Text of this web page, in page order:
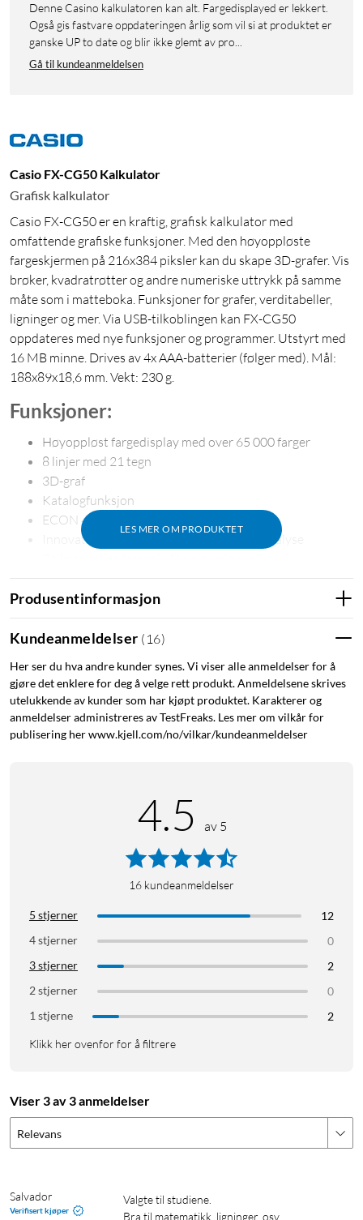
Denne Casino kalkulatoren kan alt. Fargedisplayed er lekkert.
Også gis fastvare oppdateringen årlig som vil si at produktet er
ganske UP to date og blir ikke glemt av pro...
Gå til kundeanmeldelsen
Casio FX-CG50 Kalkulator
Grafisk kalkulator
Casio FX-CG50 er en kraftig, grafisk kalkulator med
omfattende grafiske funksjoner. Med den høyoppløste
fargeskjermen på 216x384 piksler kan du skape 3D-grafer. Vis
brøker, kvadratrøtter og andre numeriske uttrykk på samme
måte som i matteboka. Funksjoner for grafer, verditabeller,
ligninger og mer. Via USB-tilkoblingen kan FX-CG50
oppdateres med nye funksjoner og programmer. Utstyrt med
16 MB minne. Drives av 4x AAA-batterier (følger med). Mål:
188x89x18,6 mm. Vekt: 230 g.
LES MER OM PRODUKTET
Funksjoner:
Høyoppløst fargedisplay med over 65 000 farger
8 linjer med 21 tegn
3D-graf
Katalogfunksjon
ECON 4
Innovativ bildegrafikk for foto- og videoanalyse
Fargekombinasjoner for enklere forståelse
Naturlig V.P.A.M. – Naturlig inn- og utmating
Løs ligninger med integral-, differensial- og
sannsynlighetsfunksjoner
Matriseberegninger
Vektorkalkyler
Enhetskonvertering
Tilfeldighetssimulatorer
Enkel PC-tilkobling i form av USB-lagringsenhet
Bakgrunnsbelysning
Formelsamling som tilleggsprogram
Produsentinformasjon
Kundeanmeldelser ( 16)
Her ser du hva andre kunder synes. Vi viser alle anmeldelser for å
gjøre det enklere for deg å velge rett produkt. Anmeldelsene skrives
utelukkende av kunder som har kjøpt produktet. Karakterer og
anmeldelser administreres av TestFreaks. Les mer om vilkår for
publisering her www.kjell.com/no/vilkar/kundeanmeldelser
4.5 av 5
16 kundeanmeldelser
5 stjerner
12
4 stjerner
0
3 stjerner
2
2 stjerner
0
1 stjerne
2
Klikk her ovenfor for å filtrere
Viser 3 av 3 anmeldelser
Relevans
Salvador
Verifisert kjøper
Valgte til studiene.
Bra til matematikk, ligninger, osv…